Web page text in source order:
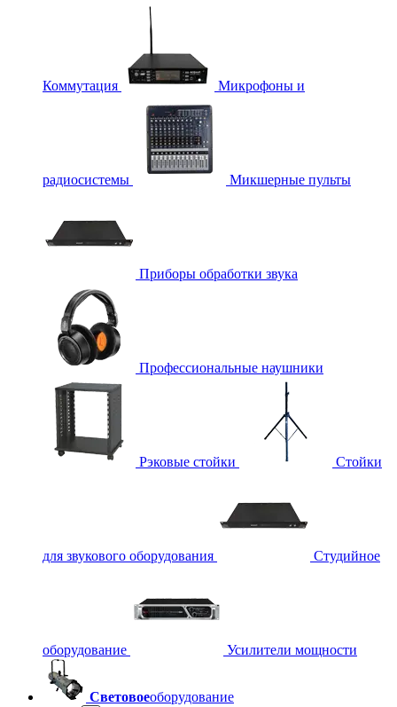
Коммутация Микрофоны и
радиосистемы Микшерные пульты
Приборы обработки звука
Профессиональные наушники
Рэковые стойки Стойки
для звукового оборудования Студийное
оборудование Усилители мощности
Световоеоборудование